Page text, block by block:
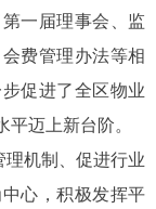
一届理事会、监
费管理办法等相
促进了全区物业
迈上新台阶。
理机制、促进行业
心，积极发挥平